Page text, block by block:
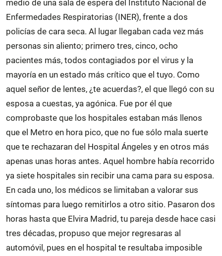
medio de una sala de espera del Instituto Nacional de
Enfermedades Respiratorias (INER), frente a dos
policías de cara seca. Al lugar llegaban cada vez más
personas sin aliento; primero tres, cinco, ocho
pacientes más, todos contagiados por el virus y la
mayoría en un estado más crítico que el tuyo. Como
aquel señor de lentes, ¿te acuerdas?, el que llegó con su
esposa a cuestas, ya agónica. Fue por él que
comprobaste que los hospitales estaban más llenos
que el Metro en hora pico, que no fue sólo mala suerte
que te rechazaran del Hospital Ángeles y en otros más
apenas unas horas antes. Aquel hombre había recorrido
ya siete hospitales sin recibir una cama para su esposa.
En cada uno, los médicos se limitaban a valorar sus
síntomas para luego remitirlos a otro sitio. Pasaron dos
horas hasta que Elvira Madrid, tu pareja desde hace casi
tres décadas, propuso que mejor regresaras al
automóvil, pues en el hospital te resultaba imposible